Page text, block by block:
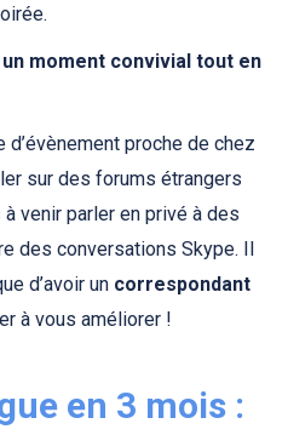
moment convivial tout en
d’évènement proche de chez
sur des forums étrangers
venir parler en privé à des
des conversations Skype. Il
d’avoir un correspondant
à vous améliorer !
en 3 mois :